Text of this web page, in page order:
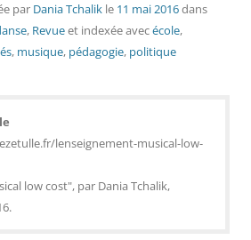
par Dania Tchalik le 11 mai 2016dans
, Revueet indexée avecécole,
, musique, pédagogie, politique
lenseignement-musical-low-
low cost", par Dania Tchalik,